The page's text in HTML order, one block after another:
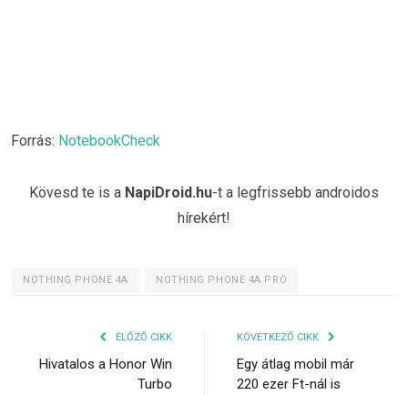
Forrás: NotebookCheck
Kövesd te is a NapiDroid.hu-t a legfrissebb androidos
hírekért!
NOTHING PHONE 4A NOTHING PHONE 4A PRO
ELŐZŐ CIKK
Hivatalos a Honor Win
Turbo
KÖVETKEZŐ CIKK
Egy átlag mobil már
220 ezer Ft-nál is